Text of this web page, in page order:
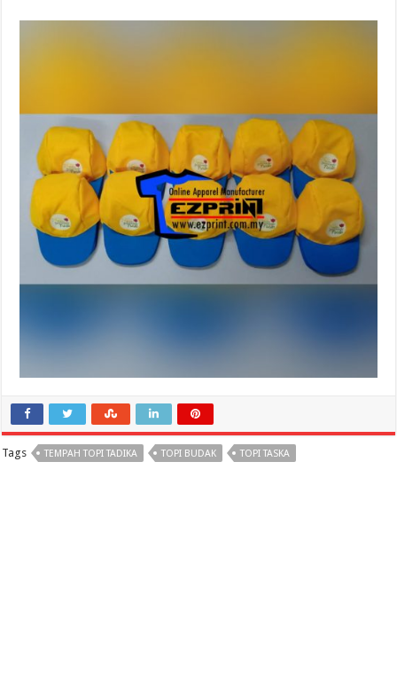
Tags TEMPAH TOPI TADIKA TOPI BUDAK TOPI TASKA